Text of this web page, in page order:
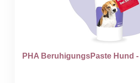
PHA BeruhigungsPaste Hund